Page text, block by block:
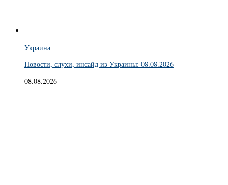
Украина
Новости, слухи, инсайд из Украины: 08.08.2026
08.08.2026